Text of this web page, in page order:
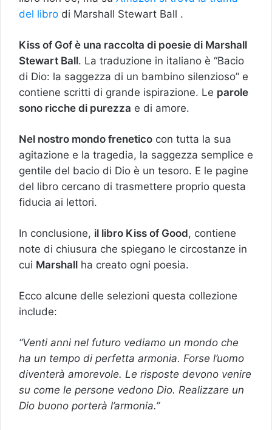
del libro di Marshall Stewart Ball .
Kiss of Gof è una raccolta di poesie di Marshall
Stewart Ball. La traduzione in italiano è “Bacio
di Dio: la saggezza di un bambino silenzioso” e
contiene scritti di grande ispirazione. Le parole
sono ricche di purezza e di amore.
Nel nostro mondo frenetico con tutta la sua
agitazione e la tragedia, la saggezza semplice e
gentile del bacio di Dio è un tesoro. E le pagine
del libro cercano di trasmettere proprio questa
fiducia ai lettori.
In conclusione, il libro Kiss of Good, contiene
note di chiusura che spiegano le circostanze in
cui Marshall ha creato ogni poesia.
Ecco alcune delle selezioni questa collezione
include:
“Venti anni nel futuro vediamo un mondo che
ha un tempo di perfetta armonia. Forse l’uomo
diventerà amorevole. Le risposte devono venire
su come le persone vedono Dio. Realizzare un
Dio buono porterà l’armonia.”